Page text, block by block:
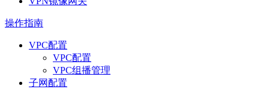
操作指南
VPC配置
VPC配置
VPC组播管理
子网配置